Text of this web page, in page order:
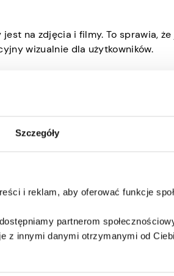
Szczegóły
i reklam, aby oferować funkcje
partnerom
z innymi danymi otrzymanymi od
jest na zdjęcia i filmy. To sprawia,
wizualnie dla użytkowników.
szukają pomysłów i inspiracji
grupy odbiorców, którzy są już
społecznościowych. Oznacza to,
miesiące, a nawet lata po
ujawniania linków